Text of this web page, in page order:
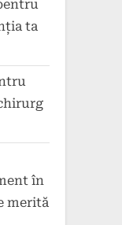
ta
în
merită